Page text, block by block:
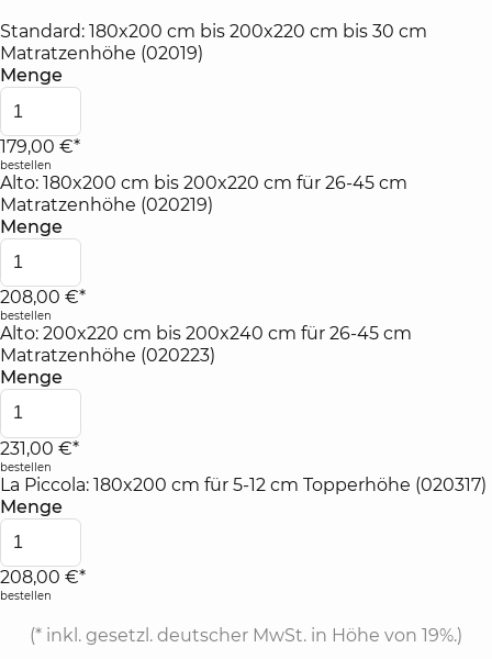
Standard: 180x200 cm bis 200x220 cm bis 30 cm
Matratzenhöhe (02019)
Menge
179,00 €*
bestellen
Alto: 180x200 cm bis 200x220 cm für 26-45 cm
Matratzenhöhe (020219)
Menge
208,00 €*
bestellen
Alto: 200x220 cm bis 200x240 cm für 26-45 cm
Matratzenhöhe (020223)
Menge
231,00 €*
bestellen
La Piccola: 180x200 cm für 5-12 cm Topperhöhe (020317)
Menge
208,00 €*
bestellen
(* inkl. gesetzl. deutscher MwSt. in Höhe von 19%.)